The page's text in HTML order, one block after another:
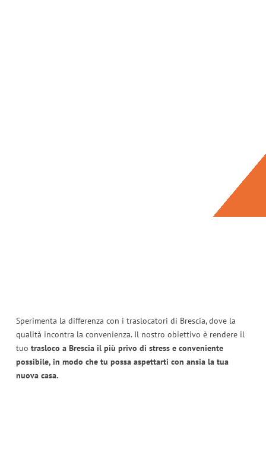
Sperimenta la differenza con i traslocatori di Brescia, dove la
qualità incontra la convenienza. Il nostro obiettivo è rendere il
tuo trasloco a Brescia il più privo di stress e conveniente
possibile, in modo che tu possa aspettarti con ansia la tua
nuova casa.